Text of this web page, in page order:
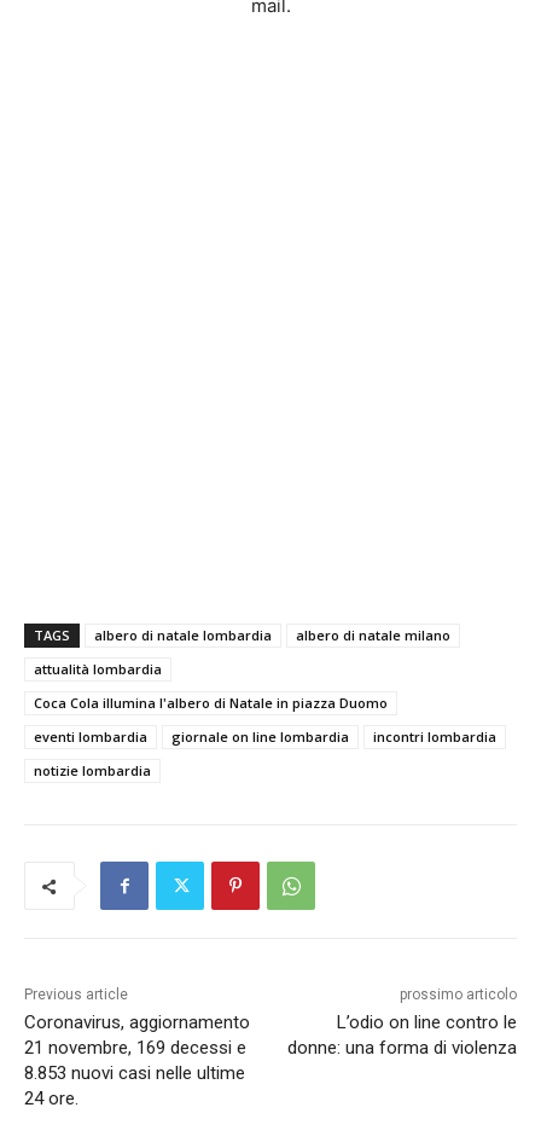
mail.
TAGS albero di natale lombardia
albero di natale milano
attualità lombardia
Coca Cola illumina l'albero di Natale in piazza Duomo
eventi lombardia
giornale on line lombardia
incontri lombardia
notizie lombardia
Previous article
Coronavirus, aggiornamento
21 novembre, 169 decessi e
8.853 nuovi casi nelle ultime
24 ore.
prossimo articolo
L’odio on line contro le
donne: una forma di violenza